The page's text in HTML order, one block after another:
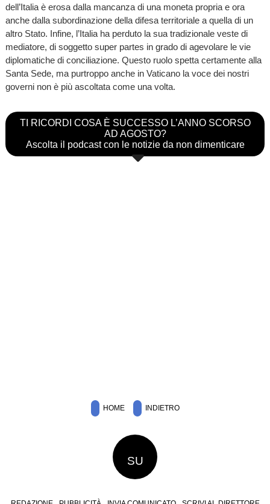
dell’Italia è erosa dalla mancanza di una moneta propria e ora
anche dalla subordinazione della difesa territoriale a quella di un
altro Stato. Infine, l’Italia ha perduto la sua tradizionale veste di
mediatore, di soggetto super partes in grado di agevolare le vie
diplomatiche di conciliazione. Questo ruolo spetta certamente alla
Santa Sede, ma purtroppo anche in Vaticano la voce dei nostri
governi non è più ascoltata come una volta.
TI RICORDI COSA È SUCCESSO L’ANNO SCORSO
AD AGOSTO?
Ascolta il podcast con le notizie da non dimenticare
HOME INDIETRO
SU